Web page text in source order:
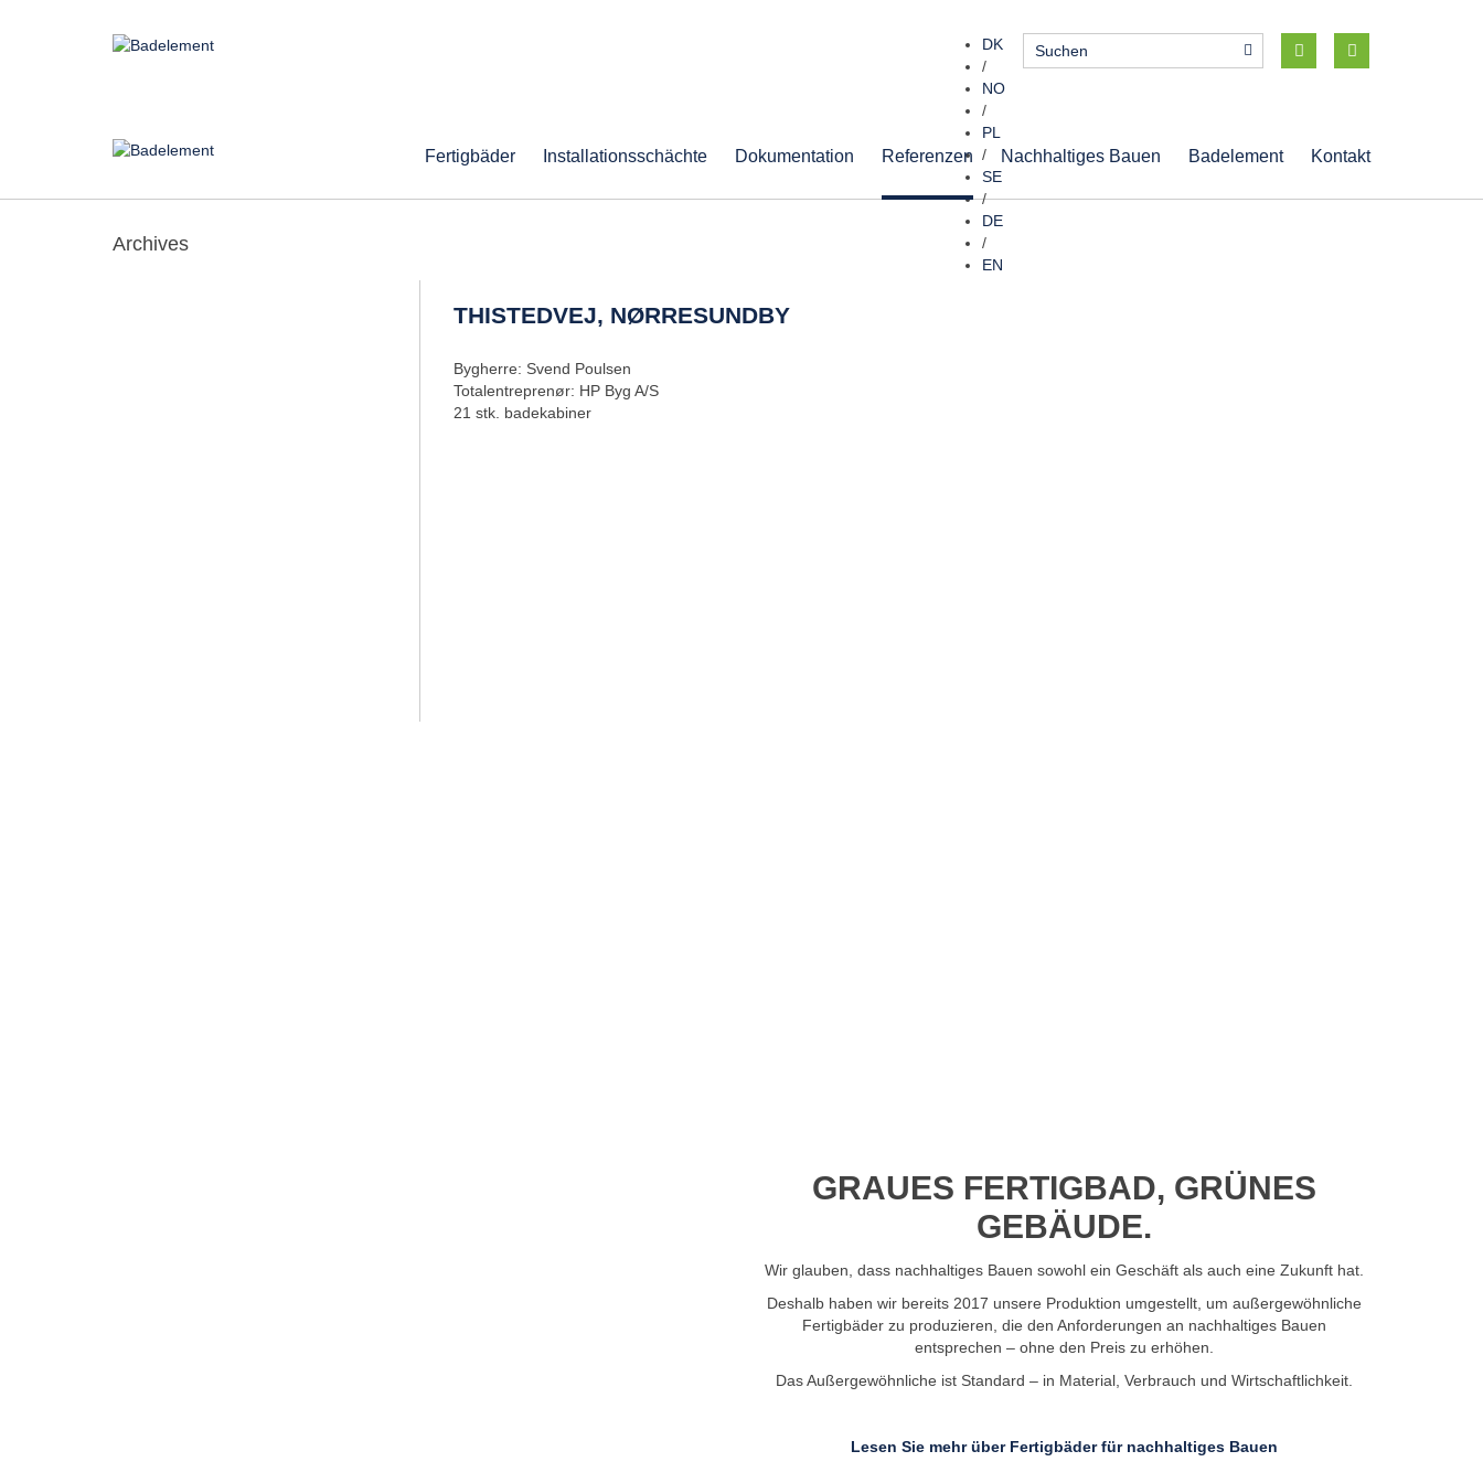
DK
/
NO
/
PL
/
SE
/
DE
/
EN
Fertigbäder Installationsschächte Dokumentation Referenzen Nachhaltiges Bauen Badelement Kontakt
Archives
THISTEDVEJ, NØRRESUNDBY
Bygherre: Svend Poulsen
Totalentreprenør: HP Byg A/S
21 stk. badekabiner
GRAUES FERTIGBAD, GRÜNES
GEBÄUDE.
Wir glauben, dass nachhaltiges Bauen sowohl ein Geschäft als auch eine Zukunft hat.
Deshalb haben wir bereits 2017 unsere Produktion umgestellt, um außergewöhnliche
Fertigbäder zu produzieren, die den Anforderungen an nachhaltiges Bauen
entsprechen – ohne den Preis zu erhöhen.
Das Außergewöhnliche ist Standard – in Material, Verbrauch und Wirtschaftlichkeit.
Lesen Sie mehr über Fertigbäder für nachhaltiges Bauen